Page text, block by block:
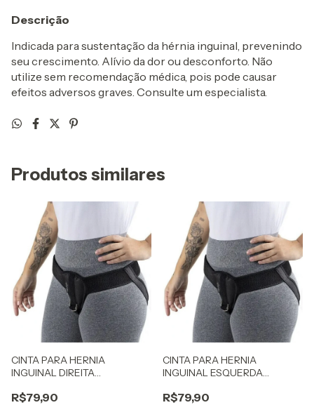
Descrição
Indicada para sustentação da hérnia inguinal, prevenindo
seu crescimento. Alívio da dor ou desconforto. Não
utilize sem recomendação médica, pois pode causar
efeitos adversos graves. Consulte um especialista.
Produtos similares
CINTA PARA HERNIA
INGUINAL DIREITA
R$79,90
CINTA PARA HERNIA
INGUINAL ESQUERDA
R$79,90